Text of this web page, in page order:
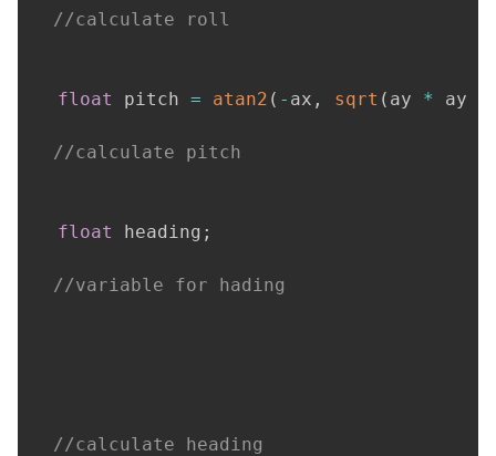
//calculate roll
float pitch = atan2 ( - ax , sqrt ( ay * ay
//calculate pitch
float heading ;
//variable for hading
//calculate heading